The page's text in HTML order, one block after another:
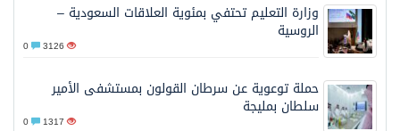
وزارة التعليم تحتفي بمئوية العلاقات السعودية –
الروسية
3126
حملة توعوية عن سرطان القولون بمستشفى الأمير
سلطان بمليجة
1317